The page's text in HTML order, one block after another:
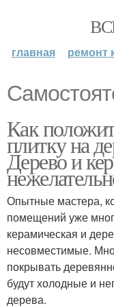
главная ремонт
Как
плитку на
Дерево и
Опытные мастера,
помещений уже
керамическая и
несовместимые.
покрывать
будут холодные и
дерева.